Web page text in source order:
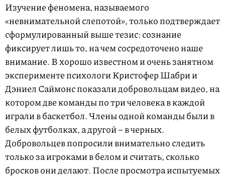
Изучение феномена, называемого
«невнимательной слепотой», только подтверждает
сформулированный выше тезис: сознание
фиксирует лишь то, на чем сосредоточено наше
внимание. В хорошо известном и очень занятном
эксперименте психологи Кристофер Шабри и
Дэниел Саймонс показали добровольцам видео, на
котором две команды по три человека в каждой
играли в баскетбол. Члены одной команды были в
белых футболках, а другой – в черных.
Добровольцев попросили внимательно следить
только за игроками в белом и считать, сколько
бросков они делают. После просмотра испытуемых